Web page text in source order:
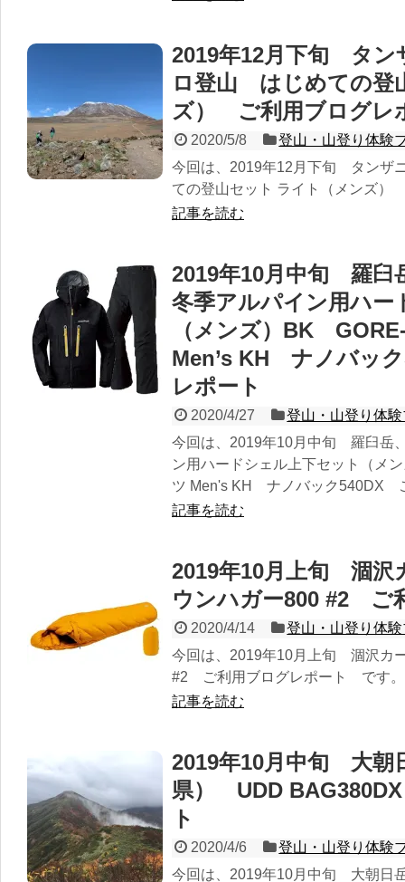
2019年12月下旬 タ
ロ登山 はじめての登
ズ） ご利用ブログレ
2020/5/8
登山・山登り体験
今回は、2019年12月下旬 タン
ての登山セット ライト（メンズ
記事を読む
2019年10月中旬 羅
冬季アルパイン用ハー
（メンズ）BK
Men’s KH ナノバッ
レポート
2020/4/27
登山・山登り体
今回は、2019年10月中旬 羅臼岳
ン用ハードシェル上下セット（メ
ツ Men's KH ナノバック540DX
記事を読む
2019年10月上旬 涸
ウンハガー800 #2 ご
2020/4/14
登山・山登り体
今回は、2019年10月上旬 涸沢カ
#2 ご利用ブログレポート です。
記事を読む
2019年10月中旬 大朝
県） UDD
ト
2020/4/6
登山・山登り体験
今回は、2019年10月中旬 大朝日